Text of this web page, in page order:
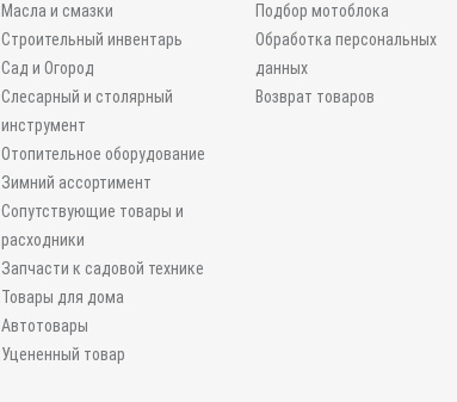
Масла и смазки
Строительный инвентарь
Сад и Огород
Слесарный и столярный
инструмент
Отопительное оборудование
Зимний ассортимент
Сопутствующие товары и
расходники
Запчасти к садовой технике
Товары для дома
Автотовары
Уцененный товар
Подбор мотоблока
Обработка персональных
данных
Возврат товаров